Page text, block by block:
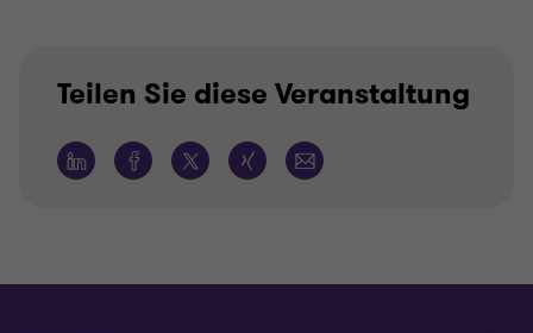
Teilen Sie diese Veranstaltung